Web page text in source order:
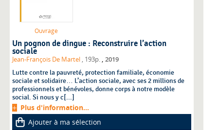
Ouvrage
Un pognon de dingue : Reconstruire l’action
sociale
Jean-François De Martel , 193p. , 2019
Lutte contre la pauvreté, protection familiale, économie
sociale et solidaire… L’action sociale, avec ses 2 millions de
professionnels et bénévoles, donne corps à notre modèle
social. Si nous y c[...]
Plus d'information...
Ajouter à ma sélection